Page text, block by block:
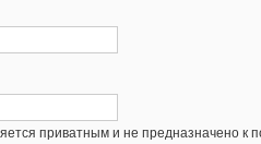
приватным и не предназначено к